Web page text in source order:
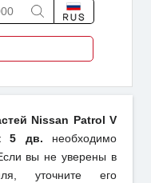
Nissan Patrol V
5 дв. необходимо
вы не уверены в
уточните его